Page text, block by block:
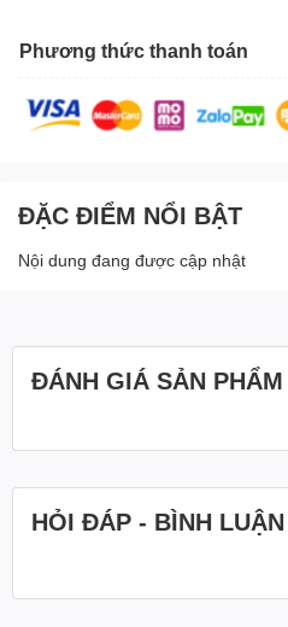
Phương thức thanh toán
ĐẶC ĐIỂM NỔI BẬT
Nội dung đang được cập nhật
ĐÁNH GIÁ SẢN PHẨM
HỎI ĐÁP - BÌNH LUẬN